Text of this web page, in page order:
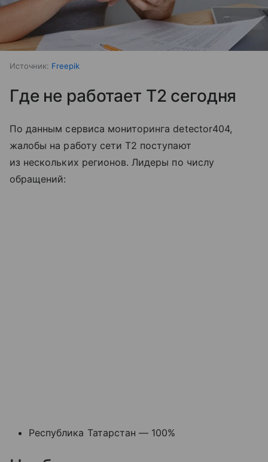
Источник: Freepik
Где не работает T2 сегодня
По данным сервиса мониторинга detector404,
жалобы на работу сети T2 поступают
из нескольких регионов. Лидеры по числу
обращений:
Республика Татарстан — 100%